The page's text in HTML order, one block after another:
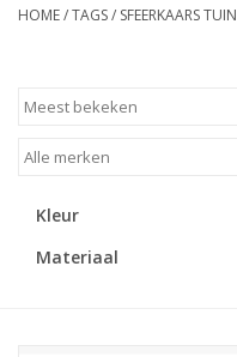
LED Kaarsen
HOME/TAGS/ SFEERKAARS TUIN
Kleur
Materiaal